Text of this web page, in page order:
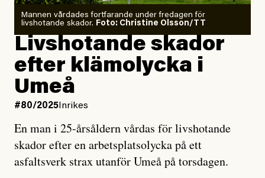
Mannen vårdades fortfarande under fredagen för
livshotande skador. Foto: Christine Olsson/TT
Livshotande skador
efter klämolycka i
Umeå
#80/2025 Inrikes
En man i 25-årsåldern vårdas för livshotande
skador efter en arbetsplatsolycka på ett
asfaltsverk strax utanför Umeå på torsdagen.